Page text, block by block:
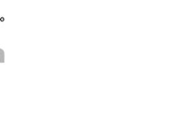
война
в Новороссии, ДНР,